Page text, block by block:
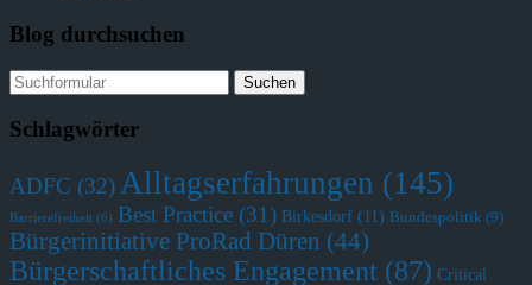
Blog durchsuchen
Schlagwörter
ADFC (32)Alltagserfahrungen (145)
Barrierefreiheit (6) Best Practice (31) Birkesdorf (11) Bundespolitik (9)
Bürgerinitiative ProRad Düren (44)
Bürgerschaftliches Engagement (87) Critical